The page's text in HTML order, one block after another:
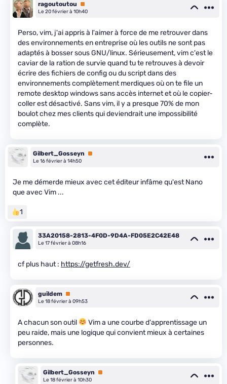
ragoutoutou
Premium
Le 20 février à 10h40
Perso, vim, j'ai appris à l'aimer à force de me retrouver dans
des environnements en entreprise où les outils ne sont pas
adaptés à bosser sous GNU/linux. Sérieusement, vim c'est le
caviar de la ration de survie quand tu te retrouves à devoir
écrire des fichiers de config ou du script dans des
environnements complètement merdiques où on te file un
remote desktop windows sans accès internet et où le copier-
coller est désactivé. Sans vim, il y a presque 70% de mon
boulot chez mes clients qui deviendrait une impossibilité
complète.
Gilbert_Gosseyn
Premium
Le 16 février à 14h50
Je me démerde mieux avec cet éditeur infâme qu'est Nano
que avec Vim ...
1
33A20158-2813-4F0D-9D4A-FD05E2C42E48
Le 17 février à 08h16
cf plus haut : https://getfresh.dev/
guildem Premium
Le 18 février à 09h53
A chacun son outil
Vim a une courbe d'apprentissage un
peu raide, mais une logique qui convient mieux à certaines
personnes.
Gilbert_Gosseyn
Premium
Le 18 février à 10h30